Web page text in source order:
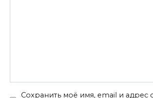
Сохранить моё имя, email и адрес